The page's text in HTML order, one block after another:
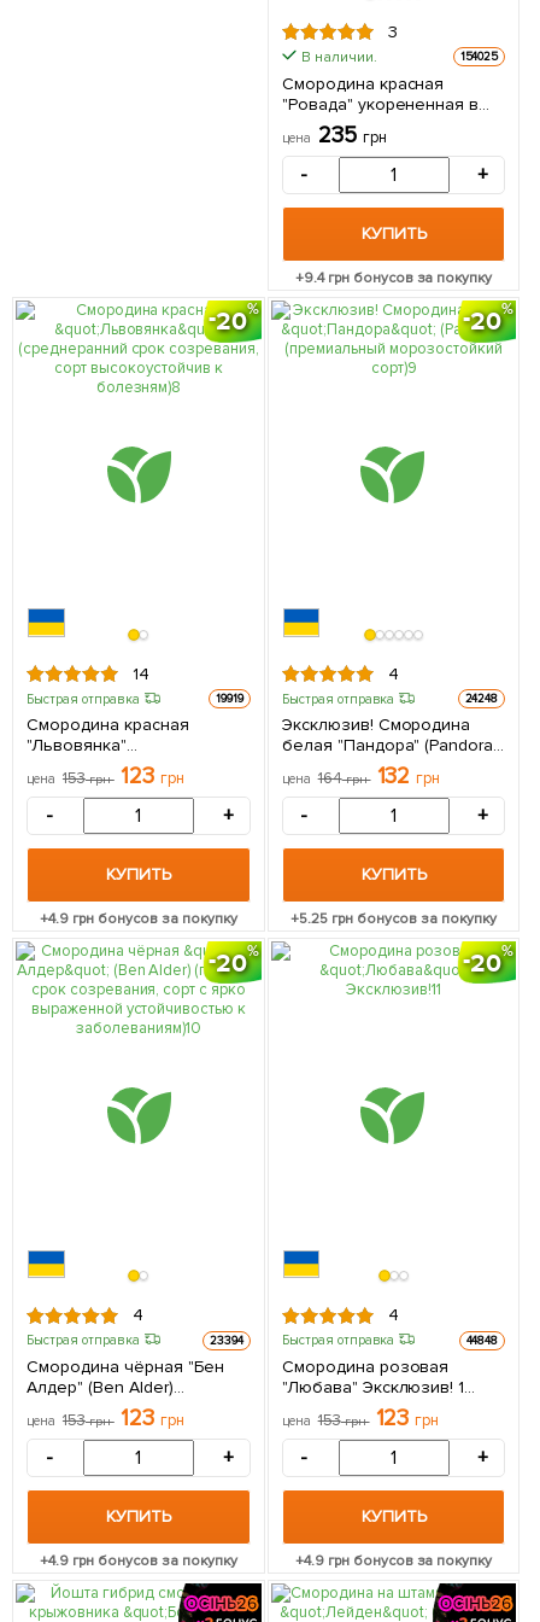
3
В наличии. 154025
Смородина красная
"Ровада" укорененная в
контейнере (ранний срок
созревания) 1 саженец в
цена 235 грн
- +
КУПИТЬ
+9.4грн бонусов за покупку
20
14
Быстрая отправка 19919
Смородина красная
"Львовянка"
(среднеранний срок
созревания, сорт
высокоустойчив к
болезням) 1 саженец в
упаковке
цена 153грн 123 грн
- +
КУПИТЬ
+4.9 грн бонусов за покупку
20
4
Быстрая отправка 24248
Эксклюзив! Смородина
белая "Пандора" (Pandora)
(премиальный
морозостойкий сорт) 1
саженец в упаковке
цена 164грн 132 грн
- +
КУПИТЬ
+5.25 грн бонусов за покупку
20
4
Быстрая отправка 23394
Смородина чёрная "Бен
Алдер" (Ben Alder)
(поздний срок созревания,
сорт с ярко выраженной
устойчивостью к
заболеваниям) 1 саженец
в упаковке
цена 153грн 123 грн
- +
КУПИТЬ
+4.9 грн бонусов за покупку
20
4
Быстрая отправка 44848
Смородина розовая
"Любава" Эксклюзив! 1
саженец в упаковке
цена 153грн 123 грн
- +
КУПИТЬ
+4.9грн бонусов за покупку